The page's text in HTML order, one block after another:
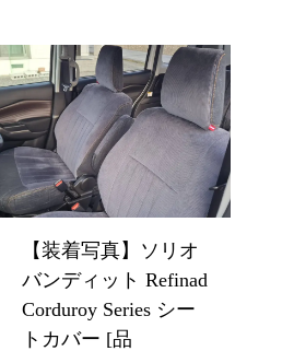
【装着写真】ソリオ
バンディット Refinad
Corduroy Series シー
トカバー [品